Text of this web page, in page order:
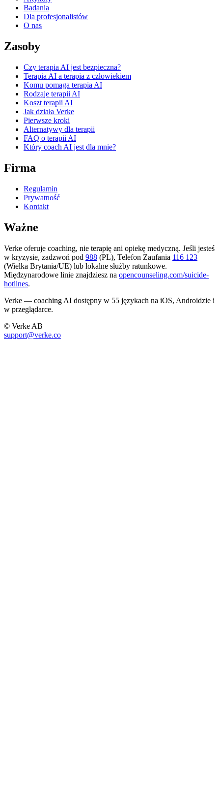
Badania
Dla profesjonalistów
O nas
Zasoby
Czy terapia AI jest bezpieczna?
Terapia AI a terapia z człowiekiem
Komu pomaga terapia AI
Rodzaje terapii AI
Koszt terapii AI
Jak działa Verke
Pierwsze kroki
Alternatywy dla terapii
FAQ o terapii AI
Który coach AI jest dla mnie?
Firma
Regulamin
Prywatność
Kontakt
Ważne
Verke oferuje coaching, nie terapię ani opiekę medyczną. Jeśli jesteś
w kryzysie, zadzwoń pod 988 (PL), Telefon Zaufania 116 123
(Wielka Brytania/UE) lub lokalne służby ratunkowe.
Międzynarodowe linie znajdziesz na opencounseling.com/suicide-
hotlines.
Verke — coaching AI dostępny w 55 językach na iOS, Androidzie i
w przeglądarce.
© Verke AB
support@verke.co